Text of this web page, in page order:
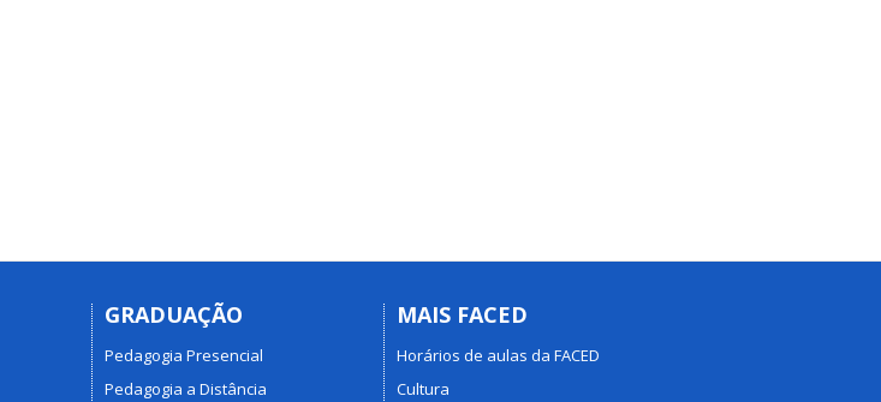
GRADUAÇÃO
Pedagogia Presencial
Pedagogia a Distância
MAIS FACED
Horários de aulas da FACED
Cultura